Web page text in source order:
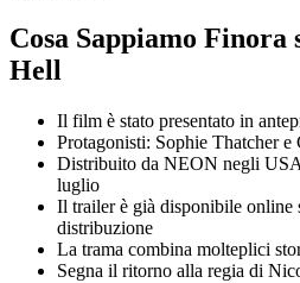
Cosa Sappiamo
Hell
Il film è stato presentato in
Protagonisti: Sophie Thatcher e
Distribuito da NEON negli
luglio
Il trailer è già disponibile online
distribuzione
La trama combina molteplici
Segna il ritorno alla regia di